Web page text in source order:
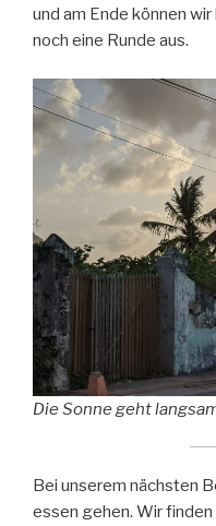
und am Ende können
noch eine Runde aus.
Die Sonne geht
Bei unserem nächsten
essen gehen. Wir